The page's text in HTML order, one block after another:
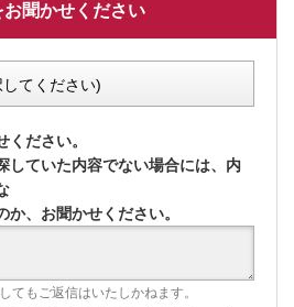
聞かせください
てください)
ださい。
していた内容でない場合には、内
、お聞かせください。
てもご返信はいたしかねます。